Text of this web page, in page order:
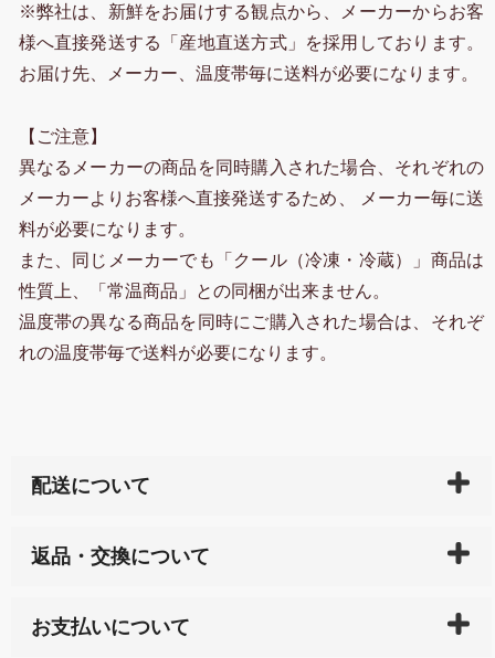
※弊社は、新鮮をお届けする観点から、メーカーからお客
様へ直接発送する「産地直送方式」を採用しております。
お届け先、メーカー、温度帯毎に送料が必要になります。
【ご注意】
異なるメーカーの商品を同時購入された場合、それぞれの
メーカーよりお客様へ直接発送するため、 メーカー毎に送
料が必要になります。
また、同じメーカーでも「クール（冷凍・冷蔵）」商品は
性質上、「常温商品」との同梱が出来ません。
温度帯の異なる商品を同時にご購入された場合は、それぞ
れの温度帯毎で送料が必要になります。
配送について
天ペイ」の方はご注文受付後）、 長崎県下全域に点在
サイト内で購入された商品の送料は、こちらの
全国送
返品・交換について
または配送途中の 事故などで不都合が生じている場合
お支払いについて